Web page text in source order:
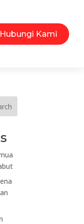
Hubungi Kami